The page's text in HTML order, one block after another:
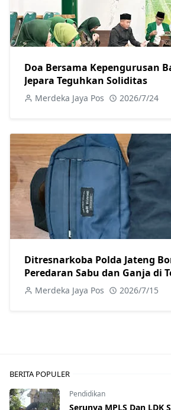
Doa Bersama Kepengurusan
Jepara Teguhkan Soliditas
Merdeka Jaya Pos 2026/7/24
Ditresnarkoba Polda Jateng
Peredaran Sabu dan Ganja di
Satu Pengedar Ditangkap
Merdeka Jaya Pos 2026/7/15
BERITA POPULER
Pendidikan
Serunya MPLS Dan LDK